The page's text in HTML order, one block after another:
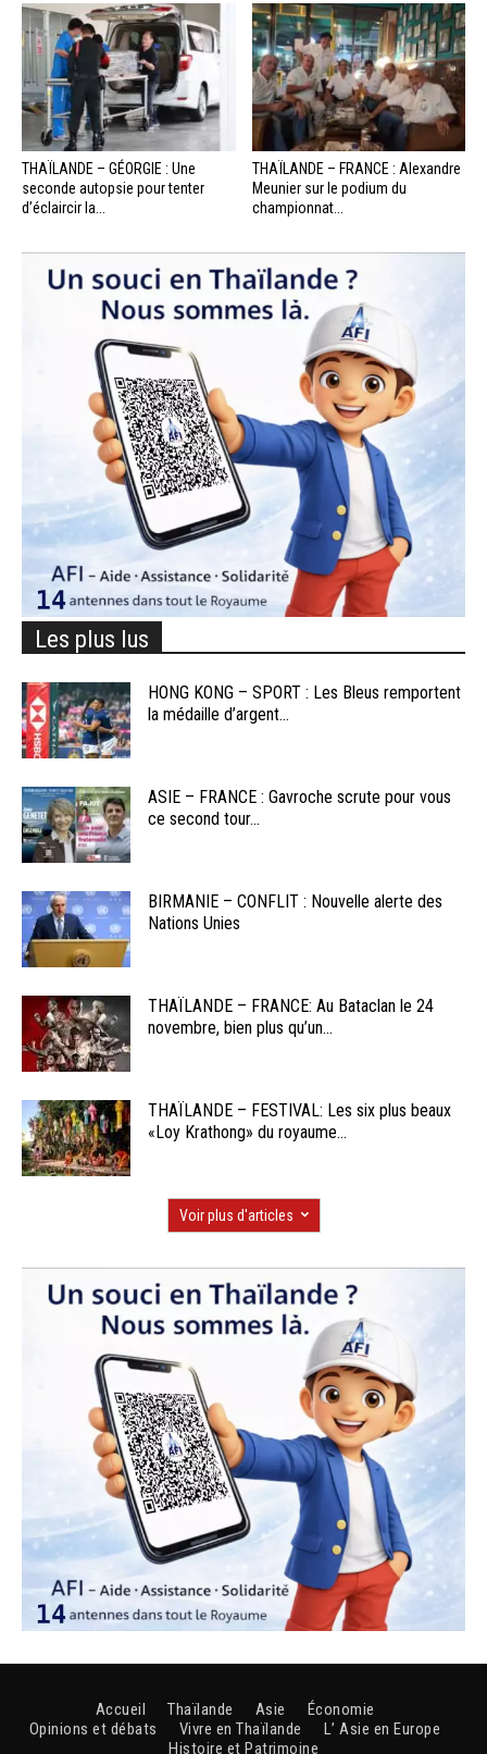
THAÏLANDE – GÉORGIE : Une
seconde autopsie pour tenter
d’éclaircir la...
THAÏLANDE – FRANCE : Alexandre
Meunier sur le podium du
championnat...
Les plus lus
HONG KONG – SPORT : Les Bleus remportent
la médaille d’argent...
ASIE – FRANCE : Gavroche scrute pour vous
ce second tour...
BIRMANIE – CONFLIT : Nouvelle alerte des
Nations Unies
THAÏLANDE – FRANCE: Au Bataclan le 24
novembre, bien plus qu’un...
THAÏLANDE – FESTIVAL: Les six plus beaux
«Loy Krathong» du royaume...
Voir plus d'articles
Accueil Thaïlande Asie
Économie
Opinions et débats
Vivre en Thaïlande
L’ Asie en Europe
Histoire et Patrimoine